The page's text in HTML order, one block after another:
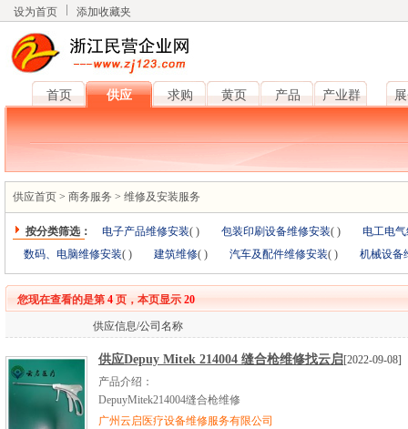
设为首页 添加收藏夹
首页 供应 求购 黄页 产品 产业群
供应首页 > 商务服务 > 维修及安装服务
按分类筛选： 电子产品维修安装( ) 包装印刷设备维修安装( )
电工电
数码、电脑维修安装( ) 建筑维修( ) 汽车及配件维修安装( ) 机械设备
您现在查看的是第 4 页，本页显示 20
供应信息/公司名称
供应Depuy Mitek 214004 缝合枪维修找云启[2022-09-08]
产品介绍：
DepuyMitek214004缝合枪维修
广州云启医疗设备维修服务有限公司